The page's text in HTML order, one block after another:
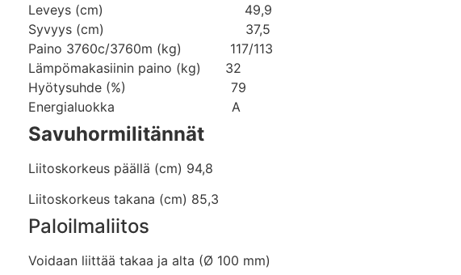
Leveys (cm) 49,9
Syvyys (cm) 37,5
Paino 3760c/3760m (kg) 117/113
Lämpömakasiinin paino (kg) 32
Hyötysuhde (%) 79
Energialuokka A
Savuhormilitännät
Liitoskorkeus päällä (cm) 94,8
Liitoskorkeus takana (cm) 85,3
Paloilmaliitos
Voidaan liittää takaa ja alta (Ø 100 mm)